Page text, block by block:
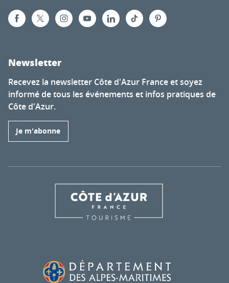
Newsletter
Recevez la newsletter Côte d'Azur France et soyez
informé de tous les événements et infos pratiques de
Côte d'Azur.
Je m'abonne